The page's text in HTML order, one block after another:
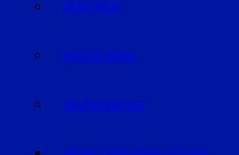
SENIOREN
KATZ & HUND
VALENTINSTAG